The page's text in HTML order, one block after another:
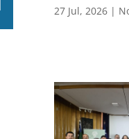
27 Jul, 2026 |